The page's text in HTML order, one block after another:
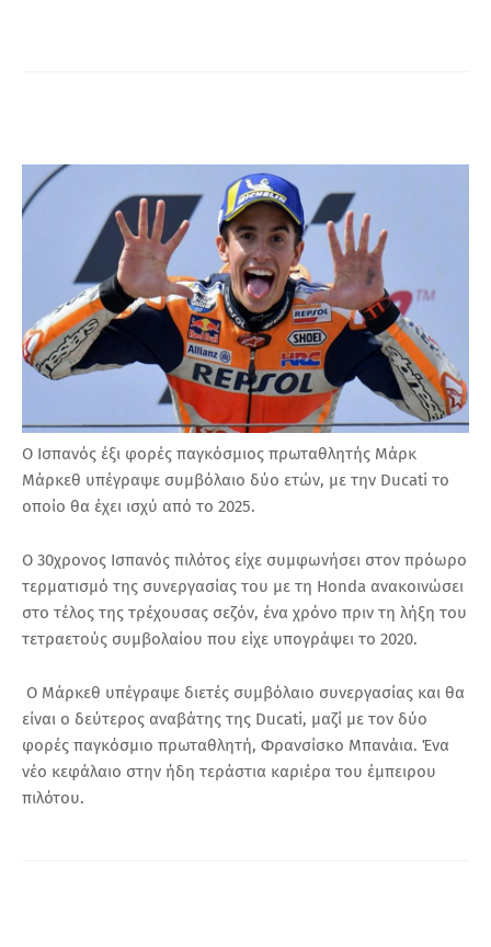
Ο Ισπανός έξι φορές παγκόσμιος πρωταθλητής Μάρκ
Μάρκεθ υπέγραψε συμβόλαιο δύο ετών, με την Ducati το
οποίο θα έχει ισχύ από το 2025.
Ο 30χρονος Ισπανός πιλότος είχε συμφωνήσει στον πρόωρο
τερματισμό της συνεργασίας του με τη Honda ανακοινώσει
στο τέλος της τρέχουσας σεζόν, ένα χρόνο πριν τη λήξη του
τετραετούς συμβολαίου που είχε υπογράψει το 2020.
Ο Μάρκεθ υπέγραψε διετές συμβόλαιο συνεργασίας και θα
είναι ο δεύτερος αναβάτης της Ducati, μαζί με τον δύο
φορές παγκόσμιο πρωταθλητή, Φρανσίσκο Μπανάια. Ένα
νέο κεφάλαιο στην ήδη τεράστια καριέρα του έμπειρου
πιλότου.